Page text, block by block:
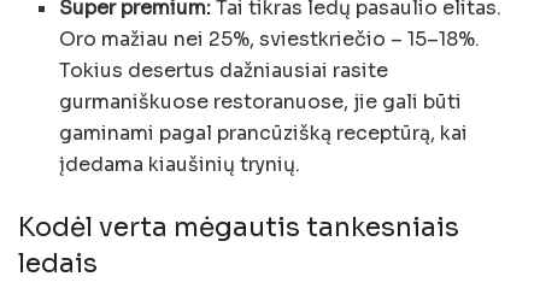
Super premium:Tai tikras ledų pasaulio elitas.
Oro mažiau nei 25%, sviestkriečio – 15–18%.
Tokius desertus dažniausiai rasite
gurmaniškuose restoranuose, jie gali būti
gaminami pagal prancūzišką receptūrą, kai
įdedama kiaušinių trynių.
Kodėl verta mėgautis tankesniais
ledais